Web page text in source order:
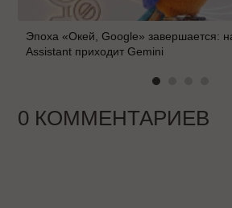
Эпоха «Окей, Google» завершается:
Assistant приходит Gemini
0 КОММЕНТАРИЕВ